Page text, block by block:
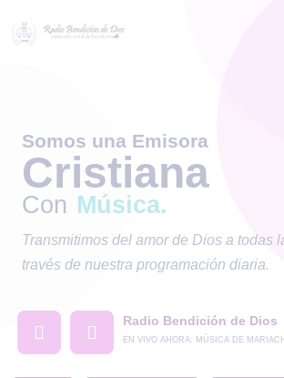
Somos una Emisora
Cristiana
Con Música.
Transmitimos del amor de Dios a todas
través de nuestra programación diaria.
Radio Bendición de Dios
EN VIVO AHORA: MÚSICA DE MARIACHI